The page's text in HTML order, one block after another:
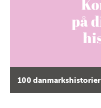
100 danmarkshistorier